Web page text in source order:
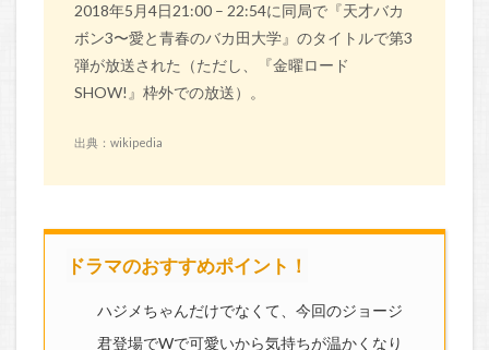
2018年5月4日21:00 – 22:54に同局で『天才バカ
ボン3〜愛と青春のバカ田大学』のタイトルで第3
弾が放送された（ただし、『金曜ロード
SHOW!』枠外での放送）。
出典：wikipedia
ドラマのおすすめポイント！
ハジメちゃんだけでなくて、今回のジョージ
君登場でWで可愛いから気持ちが温かくなり